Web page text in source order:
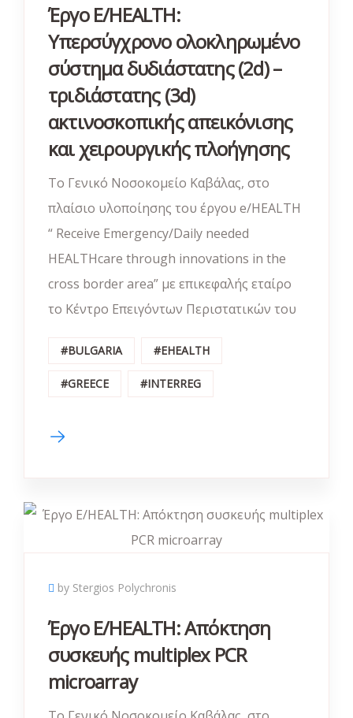
Έργο E/HEALTH:
Υπερσύγχρονο ολοκληρωμένο
σύστημα δυδιάστατης (2d) –
τριδιάστατης (3d)
ακτινοσκοπικής απεικόνισης
και χειρουργικής πλοήγησης
Το Γενικό Νοσοκομείο Καβάλας, στο
πλαίσιο υλοποίησης του έργου e/HEALTH
“ Receive Emergency/Daily needed
HEALTHcare through innovations in the
cross border area” με επικεφαλής εταίρο
το Κέντρο Επειγόντων Περιστατικών του
#BULGARIA #EHEALTH
#GREECE #INTERREG
by Stergios Polychronis
Έργο E/HEALTH: Απόκτηση
συσκευής multiplex PCR
microarray